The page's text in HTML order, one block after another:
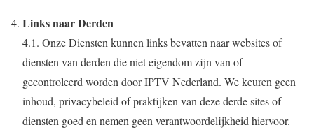
Links naar Derden
4.1. Onze Diensten kunnen links bevatten naar websites of
diensten van derden die niet eigendom zijn van of
gecontroleerd worden door IPTV Nederland. We keuren geen
inhoud, privacybeleid of praktijken van deze derde sites of
diensten goed en nemen geen verantwoordelijkheid hiervoor.